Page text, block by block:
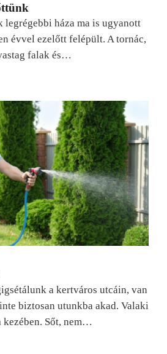
háza ma is ugyanott
évvel ezelőtt felépült. A tornác,
falak és…
a kertváros utcáin, van
biztosan utunkba akad. Valaki
kezében. Sőt, nem…